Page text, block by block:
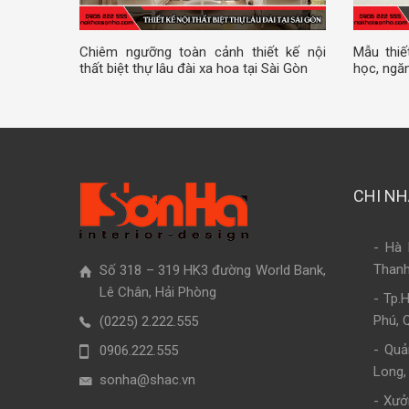
Chiêm ngưỡng toàn cảnh thiết kế nội
thất biệt thự lâu đài xa hoa tại Sài Gòn
Mẫu
học,
Số 318 – 319 HK3 đường World Bank,
Lê Chân, Hải Phòng
(0225) 2.222.555
0906.222.555
sonha@shac.vn
CHI
- Hà
-
Phú,
-
Long,
-